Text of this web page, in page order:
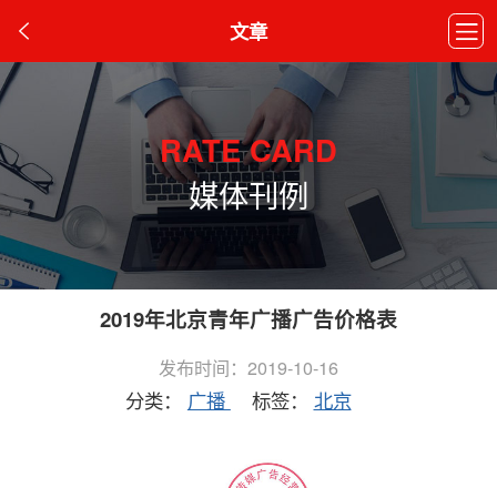
文章
RATE CARD
媒体刊例
2019年北京青年广播广告价格表
发布时间：2019-10-16
分类： 广播 标签： 北京